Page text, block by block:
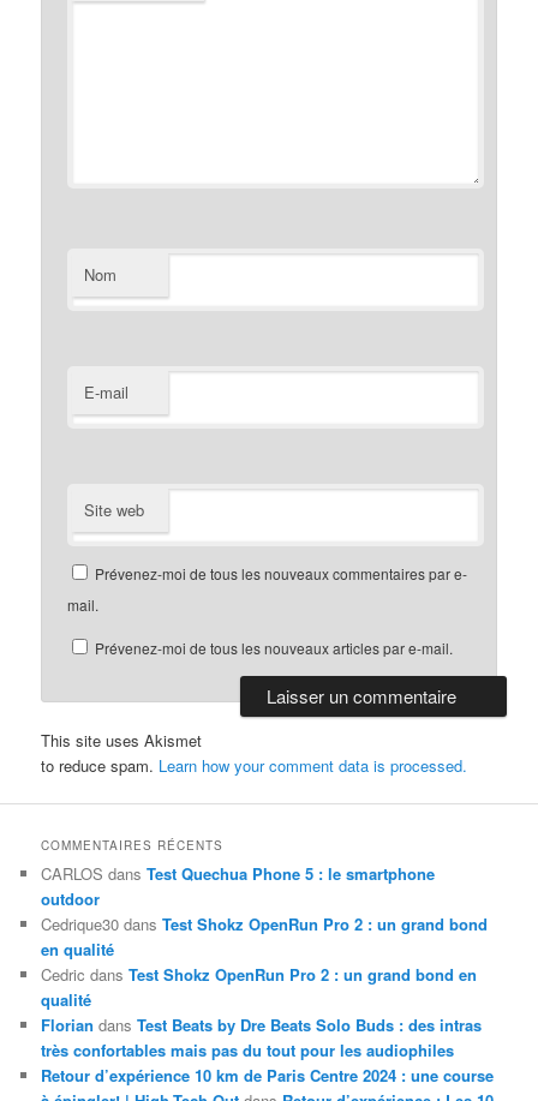
Nom
E-mail
Site web
Prévenez-moi de tous les nouveaux commentaires par e-
mail.
Prévenez-moi de tous les nouveaux articles par e-mail.
This site uses Akismet
to reduce spam. Learn how your comment data is processed.
COMMENTAIRES RÉCENTS
CARLOS dansTest Quechua Phone 5 : le smartphone
outdoor
Cedrique30 dansTest Shokz OpenRun Pro 2 : un grand bond
en qualité
Cedric dansTest Shokz OpenRun Pro 2 : un grand bond en
qualité
Florian dansTest Beats by Dre Beats Solo Buds : des intras
très confortables mais pas du tout pour les audiophiles
Retour d’expérience 10 km de Paris Centre 2024 : une course